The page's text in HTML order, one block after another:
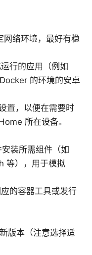
络环境，最好有稳
行的应用（例如
的环境的安卓
置，以便在需要时
所在设备。
装所需组件（如
等），用于模拟
的容器工具或发行
版本（注意选择适